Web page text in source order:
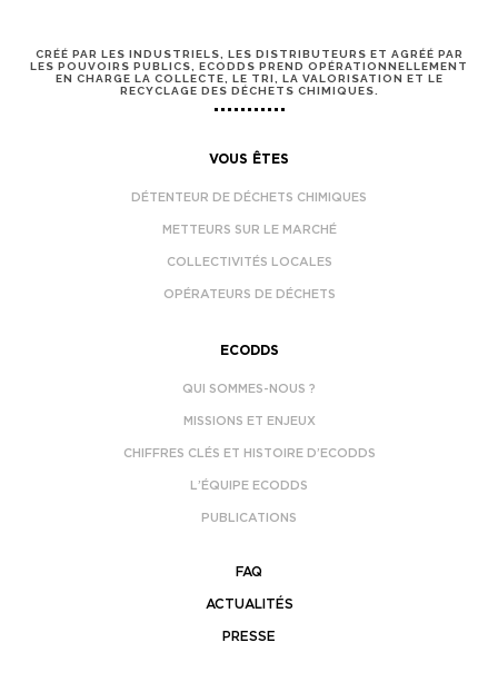
CRÉÉ PAR LES INDUSTRIELS, LES DISTRIBUTEURS ET AGRÉÉ PAR
LES POUVOIRS PUBLICS, ECODDS PREND OPÉRATIONNELLEMENT
EN CHARGE LA COLLECTE, LE TRI, LA VALORISATION ET LE
RECYCLAGE DES DÉCHETS CHIMIQUES.
VOUS ÊTES
DÉTENTEUR DE DÉCHETS CHIMIQUES
METTEURS SUR LE MARCHÉ
COLLECTIVITÉS LOCALES
OPÉRATEURS DE DÉCHETS
ECODDS
QUI SOMMES-NOUS ?
MISSIONS ET ENJEUX
CHIFFRES CLÉS ET HISTOIRE D’ECODDS
L’ÉQUIPE ECODDS
PUBLICATIONS
FAQ
ACTUALITÉS
PRESSE